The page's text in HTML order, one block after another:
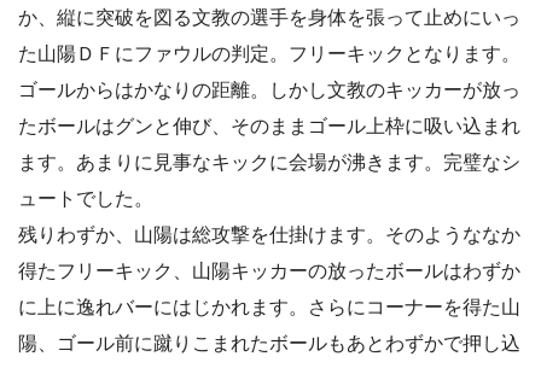
か、縦に突破を図る文教の選手を身体を張って止めにいっ
た山陽ＤＦにファウルの判定。フリーキックとなります。
ゴールからはかなりの距離。しかし文教のキッカーが放っ
たボールはグンと伸び、そのままゴール上枠に吸い込まれ
ます。あまりに見事なキックに会場が沸きます。完璧なシ
ュートでした。
残りわずか、山陽は総攻撃を仕掛けます。そのようななか
得たフリーキック、山陽キッカーの放ったボールはわずか
に上に逸れバーにはじかれます。さらにコーナーを得た山
陽、ゴール前に蹴りこまれたボールもあとわずかで押し込